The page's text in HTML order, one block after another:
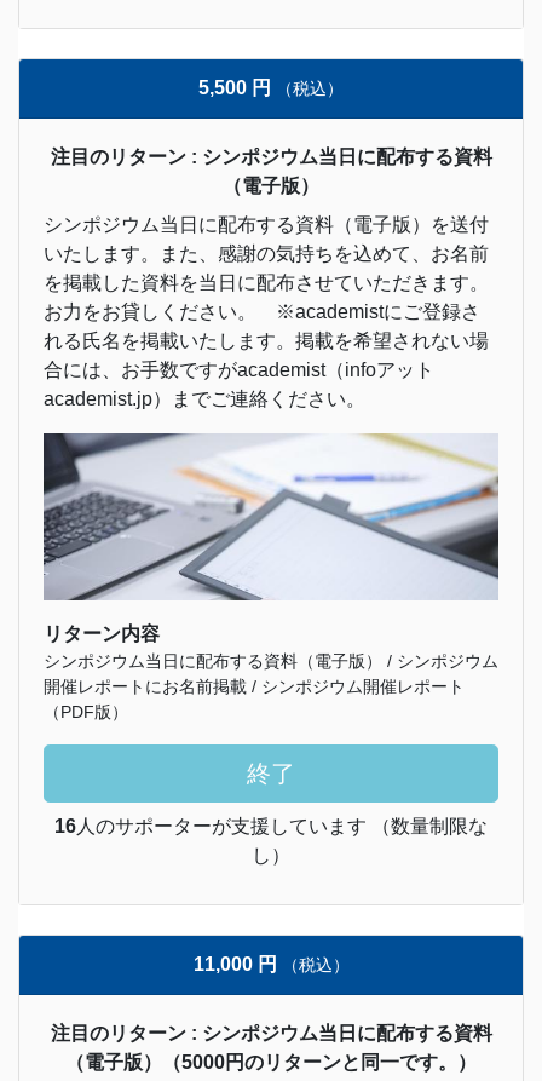
5,500 円 （税込）
注目のリターン : シンポジウム当日に配布する資料
（電子版）
シンポジウム当日に配布する資料（電子版）を送付
いたします。また、感謝の気持ちを込めて、お名前
を掲載した資料を当日に配布させていただきます。
お力をお貸しください。 ※academistにご登録さ
れる氏名を掲載いたします。掲載を希望されない場
合には、お手数ですがacademist（infoアット
academist.jp）までご連絡ください。
リターン内容
シンポジウム当日に配布する資料（電子版） / シンポジウム
開催レポートにお名前掲載 / シンポジウム開催レポート
（PDF版）
終了
16人のサポーターが支援しています （数量制限な
し）
11,000 円 （税込）
注目のリターン : シンポジウム当日に配布する資料
（電子版）（5000円のリターンと同一です。）